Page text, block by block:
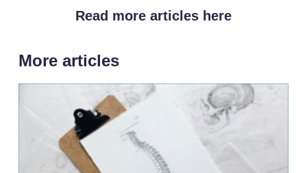
Read more articles here
More articles